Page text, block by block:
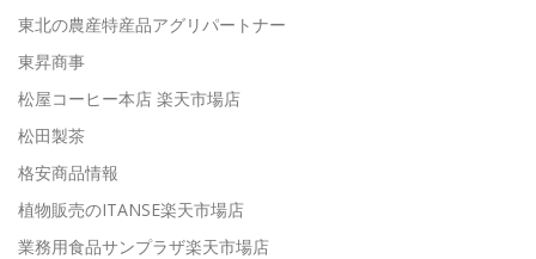
東北の農産特産品アグリパートナー
東昇商事
松屋コーヒー本店 楽天市場店
松田製茶
格安商品情報
植物販売のITANSE楽天市場店
業務用食品サンプラザ楽天市場店